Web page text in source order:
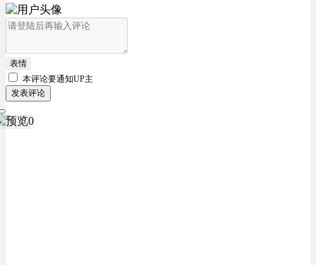
表情
本评论要通知UP主
发表评论